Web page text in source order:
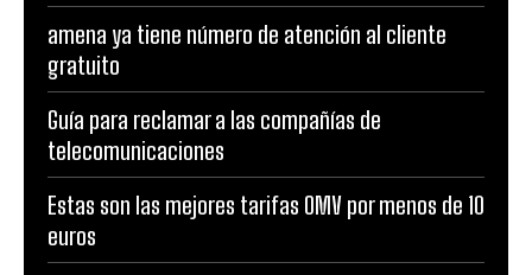
amena ya tiene número de atención al cliente
gratuito
Guía para reclamar a las compañías de
telecomunicaciones
Estas son las mejores tarifas OMV por menos de 10
euros